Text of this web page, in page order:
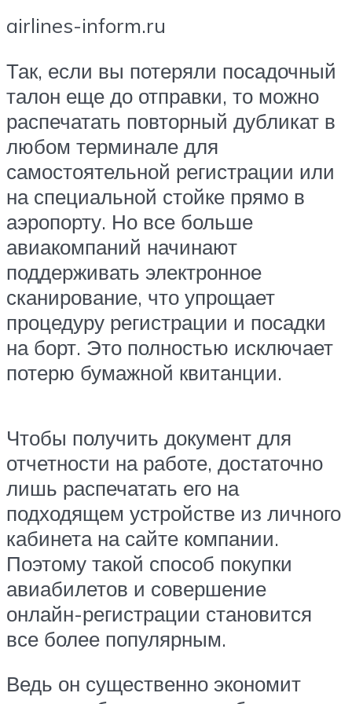
airlines-inform.ru
Так, если вы потеряли посадочный
талон еще до отправки, то можно
распечатать повторный дубликат в
любом терминале для
самостоятельной регистрации или
на специальной стойке прямо в
аэропорту. Но все больше
авиакомпаний начинают
поддерживать электронное
сканирование, что упрощает
процедуру регистрации и посадки
на борт. Это полностью исключает
потерю бумажной квитанции.
Чтобы получить документ для
отчетности на работе, достаточно
лишь распечатать его на
подходящем устройстве из личного
кабинета на сайте компании.
Поэтому такой способ покупки
авиабилетов и совершение
онлайн-регистрации становится
все более популярным.
Ведь он существенно экономит